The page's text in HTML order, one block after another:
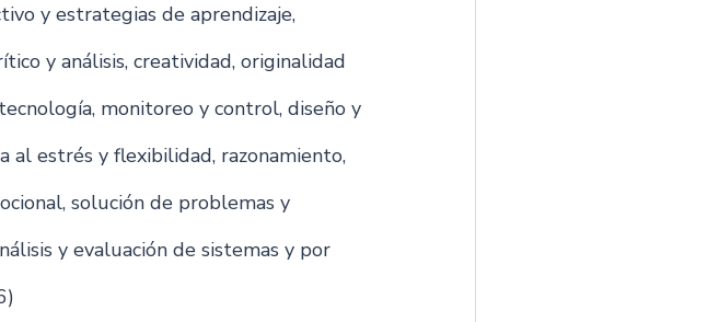
y estrategias de aprendizaje,
y análisis, creatividad, originalidad
monitoreo y control, diseño y
al estrés y flexibilidad, razonamiento,
solución de problemas y
y evaluación de sistemas y por